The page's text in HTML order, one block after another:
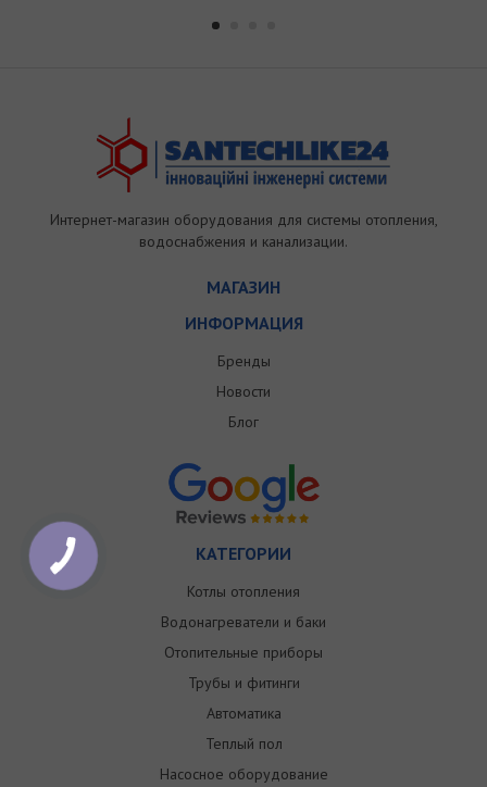
Интернет-магазин оборудования для системы отопления,
водоснабжения и канализации.
МАГАЗИН
ИНФОРМАЦИЯ
Бренды
Новости
Блог
КАТЕГОРИИ
Котлы отопления
Водонагреватели и баки
Отопительные приборы
Трубы и фитинги
Автоматика
Теплый пол
Насосное оборудование